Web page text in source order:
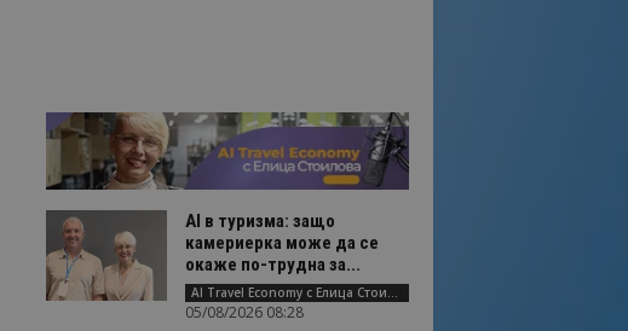
AI в туризма: защо
камериерка може да се
окаже по-трудна за...
AI Travel Economy с Елица Стоилова
05/08/2026 08:28